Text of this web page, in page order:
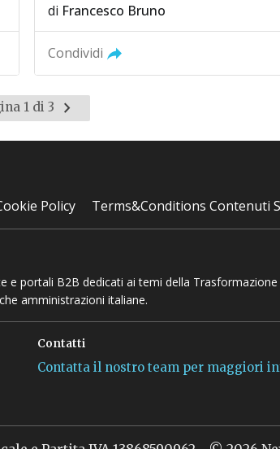
di Francesco Bruno
Condividi
1 di 3
Pagina
successiva
Policy Terms&Conditions Contenuti
portali B2B dedicati ai temi della
amministrazioni italiane.
Contatti
Contatta il nostro team per maggiori